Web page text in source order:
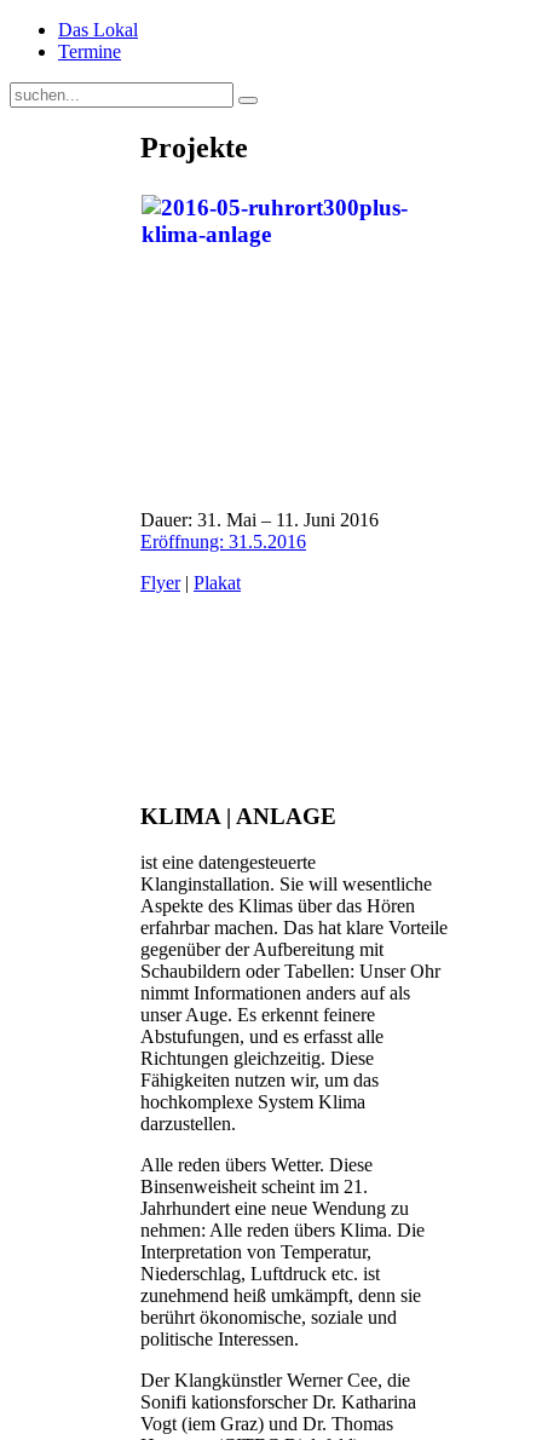
Das Lokal
Termine
Projekte
Dauer: 31. Mai – 11. Juni 2016
Eröffnung: 31.5.2016
Flyer| Plakat
KLIMA | ANLAGE
ist eine datengesteuerte
Klanginstallation. Sie will wesentliche
Aspekte des Klimas über das Hören
erfahrbar machen. Das hat klare Vorteile
gegenüber der Aufbereitung mit
Schaubildern oder Tabellen: Unser Ohr
nimmt Informationen anders auf als
unser Auge. Es erkennt feinere
Abstufungen, und es erfasst alle
Richtungen gleichzeitig. Diese
Fähigkeiten nutzen wir, um das
hochkomplexe System Klima
darzustellen.
Alle reden übers Wetter. Diese
Binsenweisheit scheint im 21.
Jahrhundert eine neue Wendung zu
nehmen: Alle reden übers Klima. Die
Interpretation von Temperatur,
Niederschlag, Luftdruck etc. ist
zunehmend heiß umkämpft, denn sie
berührt ökonomische, soziale und
politische Interessen.
Der Klangkünstler Werner Cee, die
Sonifi kationsforscher Dr. Katharina
Vogt (iem Graz) und Dr. Thomas